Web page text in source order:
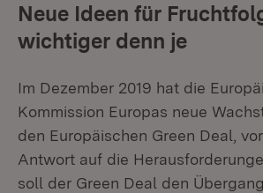
Neue Ideen für
wichtiger denn je
Im Dezember 2019 hat die
Kommission Europas neue
den Europäischen Green Deal,
Antwort auf die
soll der Green Deal den